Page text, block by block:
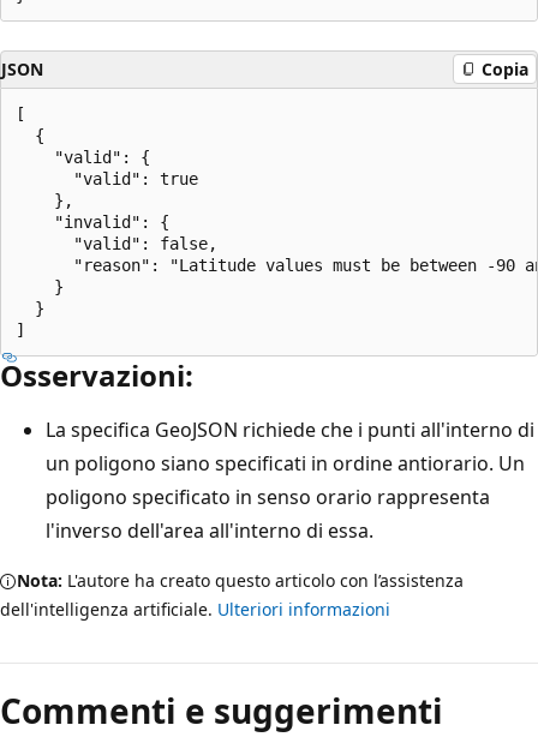
JSON Copia
[
  {
    "valid": {
      "valid": true
    },
    "invalid": {
      "valid": false,
"reason": "Latitude values must be between -90
    }
  }
Osservazioni:
La specifica GeoJSON richiede che i punti all'interno di
un poligono siano specificati in ordine antiorario. Un
poligono specificato in senso orario rappresenta
l'inverso dell'area all'interno di essa.
Nota: L'autore ha creato questo articolo con l’assistenza
dell'intelligenza artificiale. Ulteriori informazioni
di
lettura
Commenti e suggerimenti